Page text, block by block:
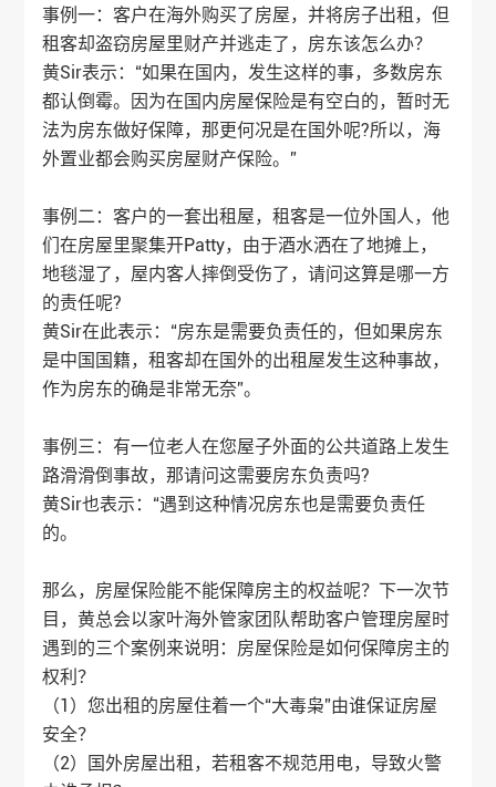
事例一：客户在海外购买了房屋，并将房子出租，但
租客却盗窃房屋里财产并逃走了，房东该怎么办？
黄Sir表示：“如果在国内，发生这样的事，多数房东
都认倒霉。因为在国内房屋保险是有空白的，暂时无
法为房东做好保障，那更何况是在国外呢?所以，海
外置业都会购买房屋财产保险。”
事例二：客户的一套出租屋，租客是一位外国人，他
们在房屋里聚集开Patty，由于酒水洒在了地摊上，
地毯湿了，屋内客人摔倒受伤了，请问这算是哪一方
的责任呢?
黄Sir在此表示：“房东是需要负责任的，但如果房东
是中国国籍，租客却在国外的出租屋发生这种事故，
作为房东的确是非常无奈”。
事例三：有一位老人在您屋子外面的公共道路上发生
路滑滑倒事故，那请问这需要房东负责吗?
黄Sir也表示：“遇到这种情况房东也是需要负责任
的。
那么，房屋保险能不能保障房主的权益呢？下一次节
目，黄总会以家叶海外管家团队帮助客户管理房屋时
遇到的三个案例来说明：房屋保险是如何保障房主的
权利？
（1）您出租的房屋住着一个“大毒枭”由谁保证房屋
安全？
（2）国外房屋出租，若租客不规范用电，导致火警